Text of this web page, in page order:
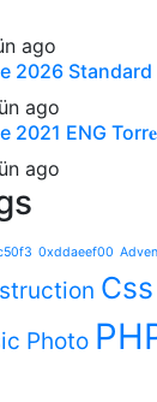
ago
2026
ago
2021 ENG
ago
0xddaeef00
Css
Photo